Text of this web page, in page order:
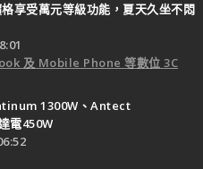
享受萬元等級功能，夏天久坐不悶
及 Mobile Phone 等數位 3C
1300W、Antect
電450W